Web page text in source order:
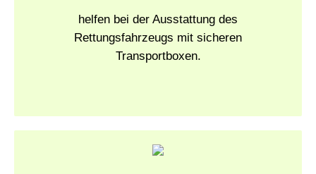
helfen bei der Ausstattung des
Rettungsfahrzeugs mit sicheren
Transportboxen.